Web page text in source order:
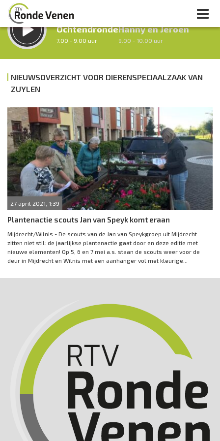
LUISTER LIVE:
Ochtendronde
7.00 - 9.00 uur
Hanny en Jeroen
9.00 - 10.00 uur
Inklappen
NIEUWSOVERZICHT VOOR DIERENSPECIAALZAAK VAN
ZUYLEN
27 april 2021, 1:39
Plantenactie scouts Jan van Speyk komt eraan
Mijdrecht/Wilnis - De scouts van de Jan van Speykgroep uit Mijdrecht
zitten niet stil: de jaarlijkse plantenactie gaat door en deze editie met
nieuwe elementen! Op 5, 6 en 7 mei a.s. staan de scouts weer voor de
deur in Mijdrecht en Wilnis met een aanhanger vol met kleurige...